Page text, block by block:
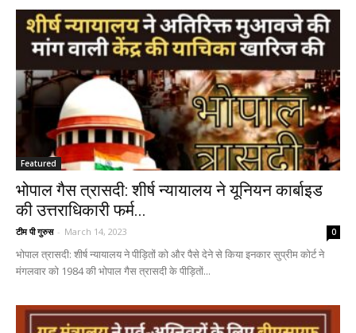
Featured
भोपाल गैस त्रासदी: शीर्ष न्यायालय ने यूनियन कार्बाइड
की उत्तराधिकारी फर्म...
टीम पी गुरुस - March 14, 2023 0
भोपाल त्रासदी: शीर्ष न्यायालय ने पीड़ितों को और पैसे देने से किया इनकार सुप्रीम कोर्ट ने
मंगलवार को 1984 की भोपाल गैस त्रासदी के पीड़ितों...